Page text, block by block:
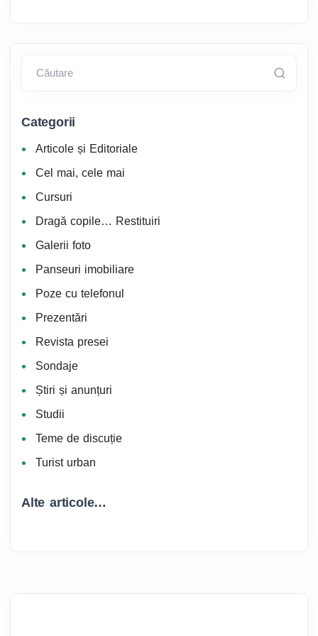
Căutare
Categorii
Articole și Editoriale
Cel mai, cele mai
Cursuri
Dragă copile… Restituiri
Galerii foto
Panseuri imobiliare
Poze cu telefonul
Prezentări
Revista presei
Sondaje
Știri și anunțuri
Studii
Teme de discuție
Turist urban
Alte articole…